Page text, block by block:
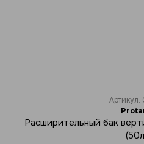
Артикул:
Расширительный бак